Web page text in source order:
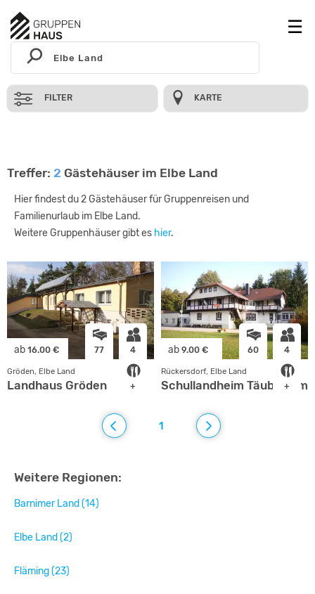
FILTER KARTE
Treffer: 2 Gästehäuser im Elbe Land
Hier findest du 2 Gästehäuser für Gruppenreisen und
Familienurlaub im Elbe Land.
Weitere Gruppenhäuser gibt es hier.
ab 16.00 € 77 4
+
Gröden, Elbe Land
Landhaus Gröden
ab 9.00 € 60 4
+
Rückersdorf, Elbe Land
Schullandheim
1
Weitere Regionen:
Barnimer Land (14)
Elbe Land (2)
Fläming (23)